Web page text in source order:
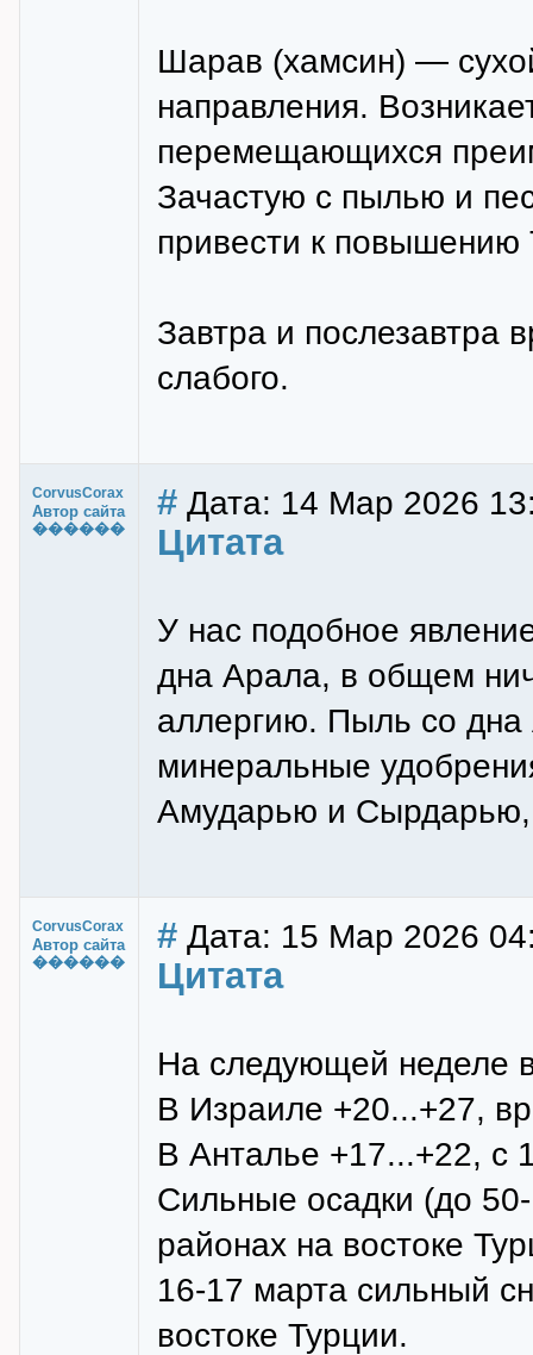
Шарав (хамсин) —
направления.
перемещающихся
Зачастую с пылью и
привести к повышению
Завтра и послезавтра
слабого.
CorvusCorax
Автор сайта
������
# Дата: 14 Мар 2026
Цитата
У нас подобное
дна Арала, в общем
аллергию. Пыль со дна
минеральные
Амударью и
CorvusCorax
Автор сайта
������
# Дата: 15 Мар 2026
Цитата
На следующей неделе
В Израиле +20...+27,
В Анталье +17...+22, с
Сильные осадки (до
районах на востоке
16-17 марта сильный
востоке Турции.